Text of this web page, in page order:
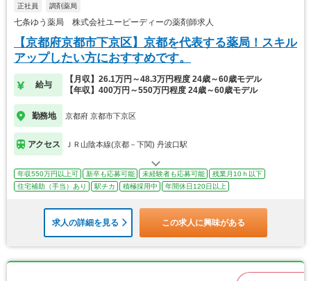
正社員 調剤薬局
七条ゆう薬局 株式会社ユーピーディーの薬剤師求人
【京都府京都市下京区】京都を代表する薬局！スキル
アップしたい方におすすめです。
給与
【月収】26.1万円～48.3万円程度 24歳～60歳モデル
【年収】400万円～550万円程度 24歳～60歳モデル
勤務地 京都府 京都市下京区
アクセス ＪＲ山陰本線(京都－下関) 丹波口駅
年収550万円以上可 新卒も応募可能 未経験者も応募可能
残業月10ｈ以下
住宅補助（手当）あり
駅チカ 積極採用中 年間休日120日以上
求人の詳細を見る この求人に興味がある